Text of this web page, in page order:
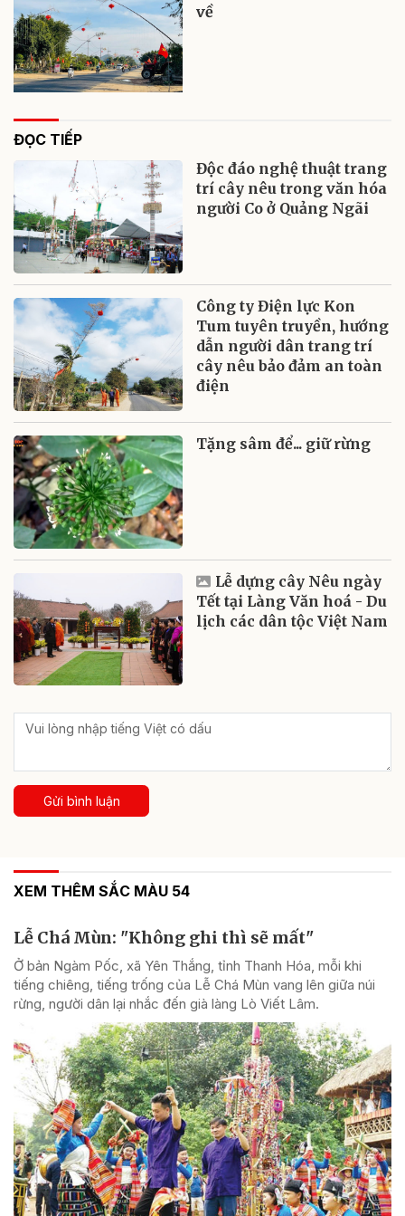
về
ĐỌC TIẾP
Độc đáo nghệ thuật trang
trí cây nêu trong văn hóa
người Co ở Quảng Ngãi
Công ty Điện lực Kon
Tum tuyên truyền, hướng
dẫn người dân trang trí
cây nêu bảo đảm an toàn
điện
Tặng sâm để... giữ rừng
Lễ dựng cây Nêu ngày
Tết tại Làng Văn hoá - Du
lịch các dân tộc Việt Nam
Gửi bình luận
XEM THÊM SẮC MÀU 54
Lễ Chá Mùn: "Không ghi thì sẽ mất"
Ở bản Ngàm Pốc, xã Yên Thắng, tỉnh Thanh Hóa, mỗi khi
tiếng chiêng, tiếng trống của Lễ Chá Mùn vang lên giữa núi
rừng, người dân lại nhắc đến già làng Lò Viết Lâm.